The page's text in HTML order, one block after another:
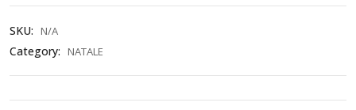
SKU: N/A
Category: NATALE